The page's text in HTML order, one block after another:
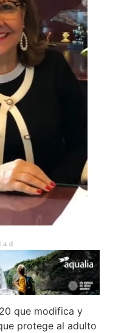
que modifica y
protege al adulto